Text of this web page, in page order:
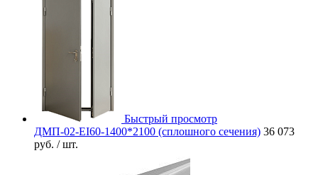
Быстрый просмотр
ДМП-02-EI60-1400*2100 (сплошного сечения) 36 073
руб. / шт.